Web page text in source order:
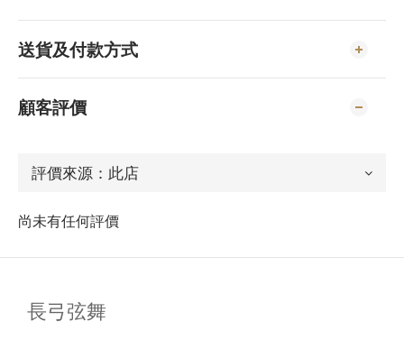
送貨及付款方式
顧客評價
尚未有任何評價
長弓弦舞